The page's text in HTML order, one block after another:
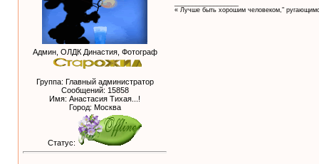
Админ, ОЛДК Династия, Фотограф
Группа: Главный администратор
Сообщений: 15858
Имя: Анастасия Тихая...!
Город: Москва
Статус:
« Лучше быть хорошим человеком,"